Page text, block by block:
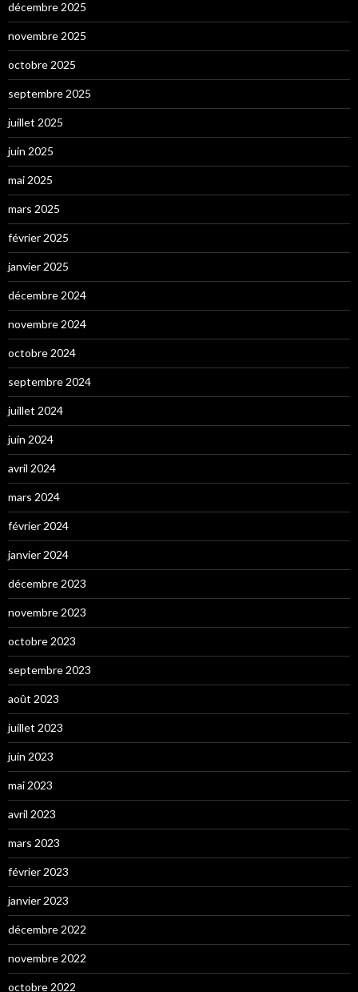
décembre 2025
novembre 2025
octobre 2025
septembre 2025
juillet 2025
juin 2025
mai 2025
mars 2025
février 2025
janvier 2025
décembre 2024
novembre 2024
octobre 2024
septembre 2024
juillet 2024
juin 2024
avril 2024
mars 2024
février 2024
janvier 2024
décembre 2023
novembre 2023
octobre 2023
septembre 2023
août 2023
juillet 2023
juin 2023
mai 2023
avril 2023
mars 2023
février 2023
janvier 2023
décembre 2022
novembre 2022
octobre 2022